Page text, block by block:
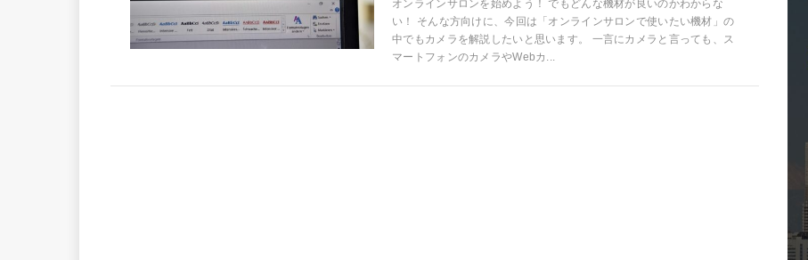
オンラインサロンを始めよう！ でもどんな機材が良いのかわからな
い！ そんな方向けに、今回は「オンラインサロンで使いたい機材」の
中でもカメラを解説したいと思います。 一言にカメラと言っても、ス
マートフォンのカメラやWebカ...